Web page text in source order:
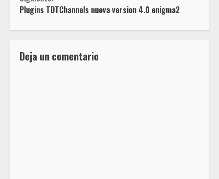
Plugins TDTChannels nueva version 4.0 enigma2
Deja un comentario